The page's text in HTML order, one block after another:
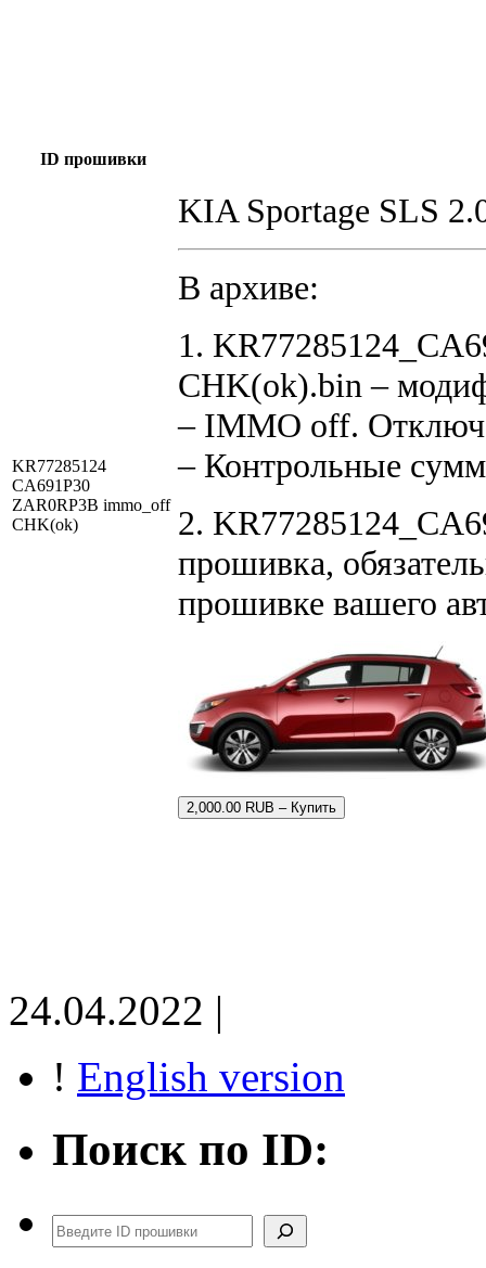
ID прошивки
KR77285124
CA691P30
ZAR0RP3B immo_off
CHK(ok)
KIA Sportage SLS
В архиве:
1.
CHK(ok).bin –
– IMMO off.
– Контрольные
2.
прошивка,
прошивке вашего
2,000.00 RUB – Купить
24.04.2022 |
! English version
Поиск по ID:
Поиск